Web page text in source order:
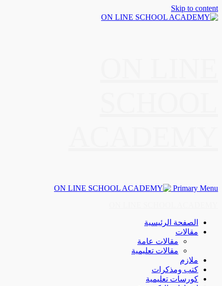
Skip to content
Primary Menu
الصفحة الرئيسية
مقالات
مقالات عامة
مقالات تعليمية
ملازم
كتب ومذكرات
كورسات تعليمية